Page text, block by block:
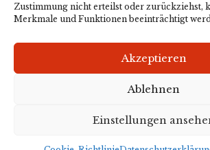
Zustimmung nicht erteilst oder zurückziehst,
Merkmale und Funktionen beeinträchtigt
Akzeptieren
Ablehnen
Einstellungen
Redaktion
vorbehalten.Bloglo